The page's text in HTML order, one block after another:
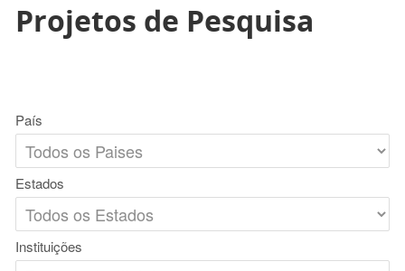
Projetos de Pesquisa
País
Estados
Instituições